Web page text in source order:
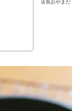
店長おやまだ